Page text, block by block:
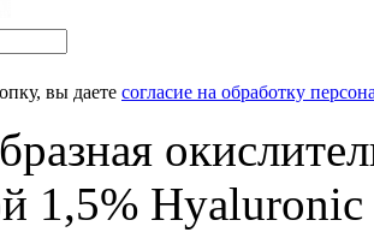
вы даете согласие на обработку
1,5%